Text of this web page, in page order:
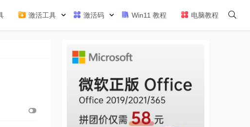
激活工具 激活码 Win11 教程 电脑教程